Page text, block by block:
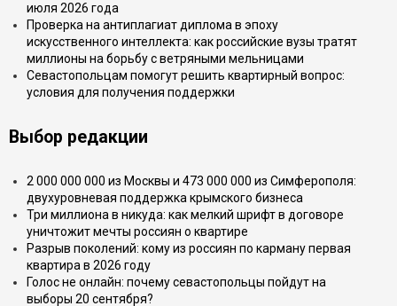
июля 2026 года
Проверка на антиплагиат диплома в эпоху
искусственного интеллекта: как российские вузы тратят
миллионы на борьбу с ветряными мельницами
Севастопольцам помогут решить квартирный вопрос:
условия для получения поддержки
Выбор редакции
2 000 000 000 из Москвы и 473 000 000 из Симферополя:
двухуровневая поддержка крымского бизнеса
Три миллиона в никуда: как мелкий шрифт в договоре
уничтожит мечты россиян о квартире
Разрыв поколений: кому из россиян по карману первая
квартира в 2026 году
Голос не онлайн: почему севастопольцы пойдут на
выборы 20 сентября?